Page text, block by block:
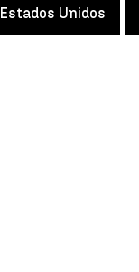
Estados Unidos